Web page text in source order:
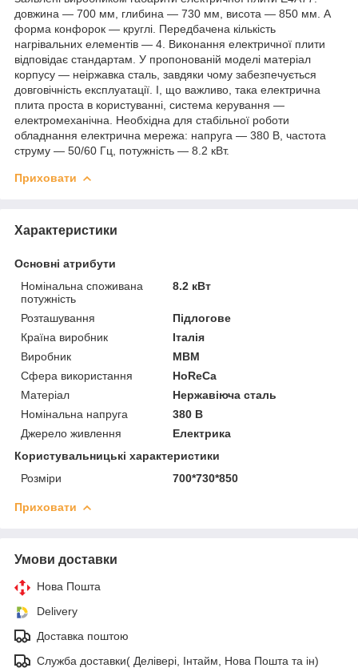
довжина — 700 мм, глибина — 730 мм, висота — 850 мм. А
форма конфорок — круглі. Передбачена кількість
нагрівальних елементів — 4. Виконання електричної плити
відповідає стандартам. У пропонованій моделі матеріал
корпусу — неіржавка сталь, завдяки чому забезпечується
довговічність експлуатації. І, що важливо, така електрична
плита проста в користуванні, система керування —
електромеханічна. Необхідна для стабільної роботи
обладнання електрична мережа: напруга — 380 В, частота
струму — 50/60 Гц, потужність — 8.2 кВт.
Приховати
Характеристики
Основні атрибути
Номінальна споживана
потужність
8.2 кВт
Розташування
Підлогове
Країна виробник
Італія
Виробник
МВМ
Сфера використання
HoReCa
Матеріал
Нержавіюча сталь
Номінальна напруга
380 В
Джерело живлення
Електрика
Користувальницькі характеристики
Розміри
700*730*850
Приховати
Умови доставки
Нова Пошта
Delivery
Доставка поштою
Служба доставки( Делівері, Інтайм, Нова Пошта та ін)